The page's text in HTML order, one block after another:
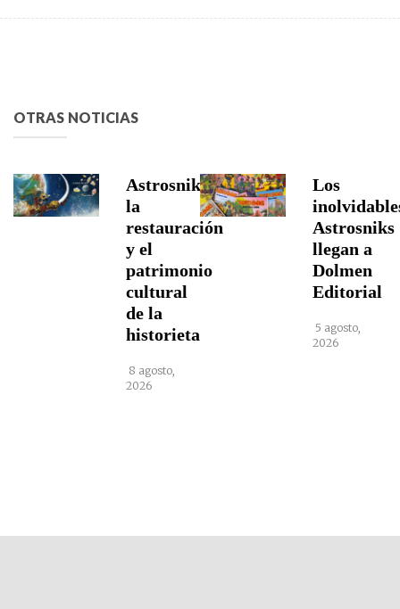
OTRAS NOTICIAS
Astrosniks,
la
restauración
y el
patrimonio
cultural
de la
historieta
8 agosto,
2026
Los
Astrosniks
llegan a
Dolmen
Editorial
5 agosto,
2026